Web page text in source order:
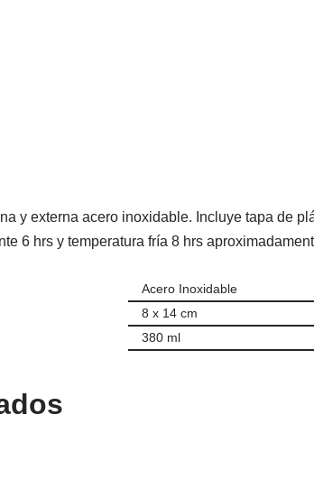
y externa acero inoxidable. Incluye tapa de
6 hrs y temperatura fría 8 hrs
Acero Inoxidable
8 x 14 cm
380 ml